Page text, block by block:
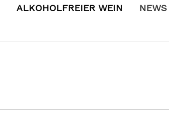
ALKOHOLFREIER WEIN NEWS